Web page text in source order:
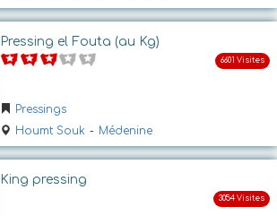
Pressing el Fouta (au Kg)
Pressings
Houmt Souk - Médenine
King pressing